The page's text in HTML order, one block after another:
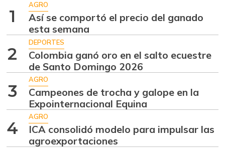
07/25/2026 -
Arracacha blanca
07/25/2026
$ 4.677,00
Arroz de primera
07/25/2026
$ 4.560,00
Arroz de segunda
07/06/2013
$ 2.187,00
Arveja verde $ 6.600,00
1
AGRO
Así se comportó el precio del ganado
esta semana
2
DEPORTES
Colombia ganó oro en el salto ecuestre
de Santo Domingo 2026
3
AGRO
Campeones de trocha y galope en la
Expointernacional Equina
4
AGRO
ICA consolidó modelo para impulsar las
agroexportaciones